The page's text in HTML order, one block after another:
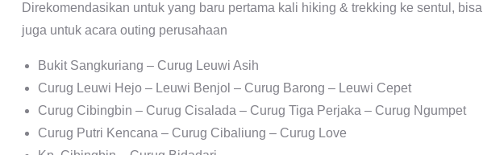
Direkomendasikan untuk yang baru pertama kali hiking & trekking ke sentul,
juga untuk acara outing perusahaan
Bukit Sangkuriang – Curug Leuwi Asih
Curug Leuwi Hejo – Leuwi Benjol – Curug Barong – Leuwi Cepet
Curug Cibingbin – Curug Cisalada – Curug Tiga Perjaka – Curug Ngumpet
Curug Putri Kencana – Curug Cibaliung – Curug Love